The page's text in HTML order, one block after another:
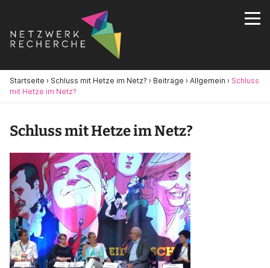
Startseite › Schluss mit Hetze im Netz? › Beiträge › Allgemein › Schluss
mit Hetze im Netz?
Schluss mit Hetze im Netz?